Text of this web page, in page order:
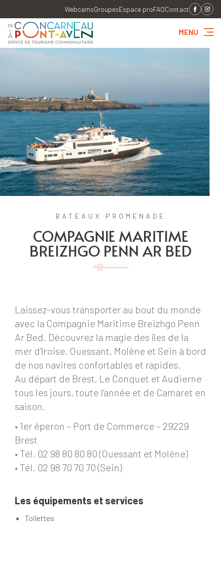
WebcamsGroupesEspace proFAQContact
MENU
BATEAUX PROMENADE
COMPAGNIE MARITIME
BREIZHGO PENN AR BED
Laissez-vous transporter au bout du monde
avec la Compagnie Maritime Breizhgo Penn
Ar Bed. Découvrez la magie des îles de la
mer d’Iroise, Ouessant, Molène et Sein à bord
de nos navires confortables et rapides.
Au départ de Brest, Le Conquet et Audierne
tous les jours, toute l’année et de Camaret en
saison.
• 1er éperon – Port de Commerce – 29229
Brest
• Tél. 02 98 80 80 80 (Ouessant et Molène)
• Tél. 02 98 70 70 70 (Sein)
Les équipements et services
Toilettes